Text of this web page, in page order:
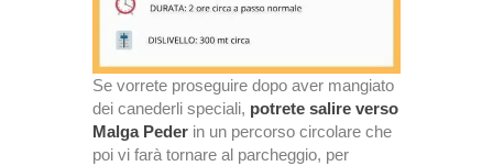
Se vorrete proseguire dopo aver mangiato
dei canederli speciali, potrete salire verso
Malga Peder in un percorso circolare che
poi vi farà tornare al parcheggio, per